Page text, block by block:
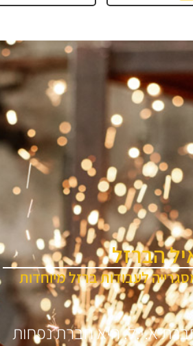
הברזל
לעבודות ברזל מיוחדות
א.י.ל. היא חברת נפחות